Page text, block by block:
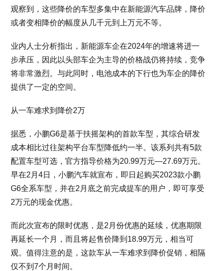
观察到，这些降价的车型多集中在新能源汽车品牌，降价
或者变相降价的幅度从几千元到上万元不等。
业内人士分析指出，新能源车企在2024年的增速将进一
步承压，因此以头部车企为主导的价格战仍将持续，竞争
将非常激烈。与此同时，电池成本的下行也为车企的降价
提供了一定的空间。
从一车难求到降价2万
据悉，小鹏G6是基于扶摇架构的首款车型，其综合研发
成本相比过往架构平台车型降低约一半。该系列共有5款
配置车型可选，官方指导价格为20.99万元—27.69万元。
早在2月4日，小鹏汽车就宣布，即日起购买2023款小鹏
G6全系车型，并在2月底之前完成提车的用户，即可享受
2万元的现金优惠。
而此次宣布的限时优惠，是2月份优惠的延续，优惠期限
再延长一个月，而且将起售价降到18.99万元，相当可
观。值得注意的是，这款车从一车难求到降价促销，相隔
仅不到7个月时间。